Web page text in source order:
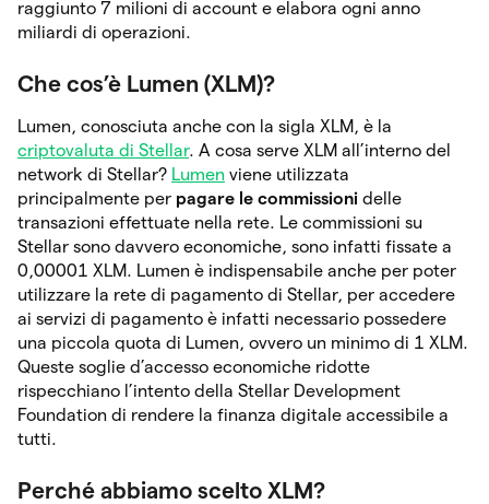
raggiunto 7 milioni di account e elabora ogni anno
miliardi di operazioni.
Che cos’è Lumen (XLM)?
Lumen, conosciuta anche con la sigla XLM, è la
criptovaluta di Stellar. A cosa serve XLM all’interno del
network di Stellar? Lumen viene utilizzata
principalmente per pagare le commissioni delle
transazioni effettuate nella rete. Le commissioni su
Stellar sono davvero economiche, sono infatti fissate a
0,00001 XLM. Lumen è indispensabile anche per poter
utilizzare la rete di pagamento di Stellar, per accedere
ai servizi di pagamento è infatti necessario possedere
una piccola quota di Lumen, ovvero un minimo di 1 XLM.
Queste soglie d’accesso economiche ridotte
rispecchiano l’intento della Stellar Development
Foundation di rendere la finanza digitale accessibile a
tutti.
Perché abbiamo scelto XLM?